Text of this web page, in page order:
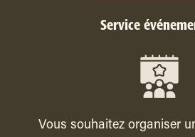
Service
Vous souhaitez organiser